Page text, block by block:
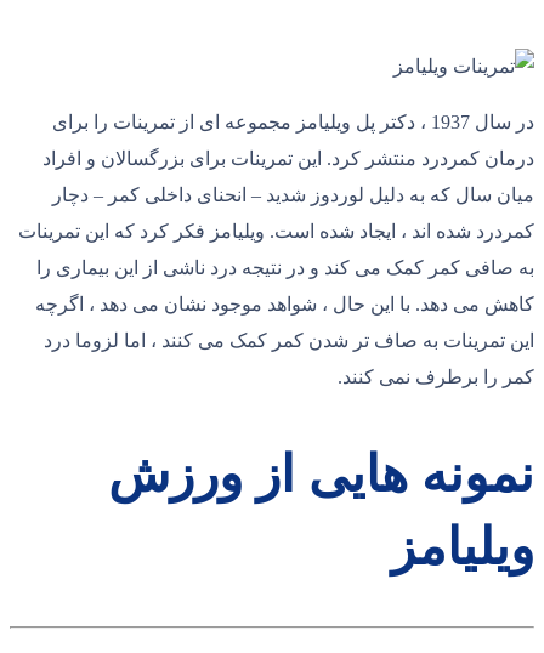
در سال 1937 ، دکتر پل ویلیامز مجموعه ای از تمرینات را برای
درمان کمردرد منتشر کرد. این تمرینات برای بزرگسالان و افراد
میان سال که به دلیل لوردوز شدید – انحنای داخلی کمر – دچار
کمردرد شده اند ، ایجاد شده است. ویلیامز فکر کرد که این تمرینات
به صافی کمر کمک می کند و در نتیجه درد ناشی از این بیماری را
کاهش می دهد. با این حال ، شواهد موجود نشان می دهد ، اگرچه
این تمرینات به صاف تر شدن کمر کمک می کنند ، اما لزوما درد
کمر را برطرف نمی کنند.
نمونه هایی از ورزش
ویلیامز